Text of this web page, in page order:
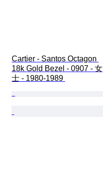
Cartier - Santos Octagon
18k Gold Bezel - 0907 - 女
士 - 1980-1989